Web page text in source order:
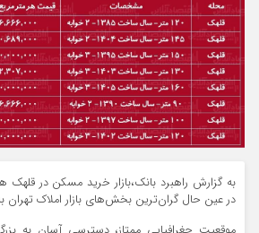
به گزارش راهبرد بانک،بازار خرید مسکن در قلهک
در عین حال گران‌ترین بخش‌های بازار املاک تهران